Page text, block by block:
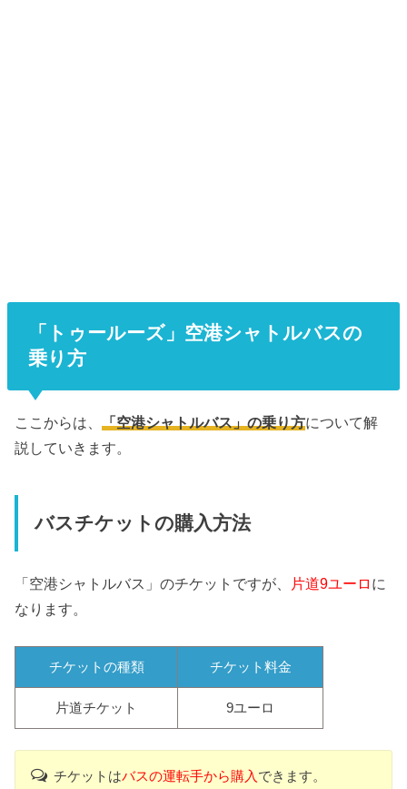
「トゥールーズ」空港シャトルバスの
乗り方
ここからは、 「空港シャトルバス」の乗り方について解
説していきます。
バスチケットの購入方法
「空港シャトルバス」のチケットですが、 片道9ユーロ に
なります。
チケットの種類 チケット料金
片道チケット 9ユーロ
チケットはバスの運転手から購入 できます。